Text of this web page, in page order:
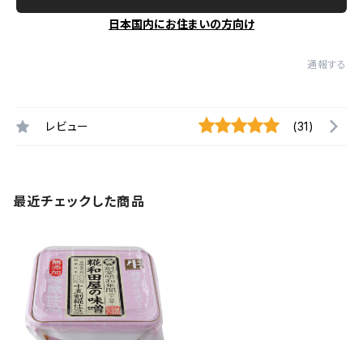
日本国内にお住まいの方向け
通報する
レビュー (31)
最近チェックした商品